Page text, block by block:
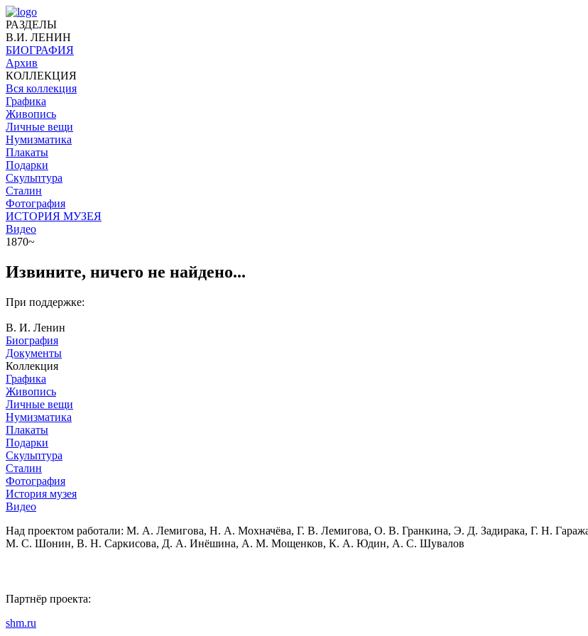
РАЗДЕЛЫ
В.И. ЛЕНИН
БИОГРАФИЯ
Архив
КОЛЛЕКЦИЯ
Вся коллекция
Графика
Живопись
Личные вещи
Нумизматика
Плакаты
Подарки
Скульптура
Сталин
Фотография
ИСТОРИЯ МУЗЕЯ
Видео
1870~
Извините, ничего не найдено...
При поддержке:
В. И. Ленин
Биография
Документы
Коллекция
Графика
Живопись
Личные вещи
Нумизматика
Плакаты
Подарки
Скульптура
Сталин
Фотография
История музея
Видео
Над проектом работали: М. А. Лемигова, Н. А. Мохначёва, Г. В. Лемигова, О. В. Гранкина, Э. Д. Задирака, Г. Н.
М. С. Шонин, В. Н. Саркисова, Д. А. Инёшина, А. М. Мощенков, К. А. Юдин, А. С. Шувалов
Партнёр проекта:
shm.ru